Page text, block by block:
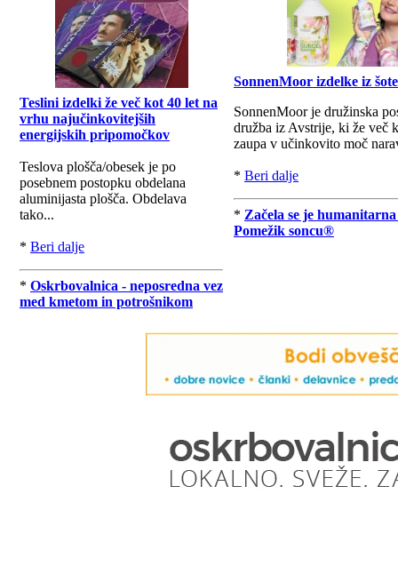
Teslini izdelki že več kot 40 let na
vrhu najučinkovitejših
energijskih pripomočkov
Teslova plošča/obesek je po
posebnem postopku obdelana
aluminijasta plošča. Obdelava
tako...
* Beri dalje
* Oskrbovalnica - neposredna vez
med kmetom in potrošnikom
SonnenMoor izdelke iz šote
SonnenMoor je družinska
družba iz Avstrije, ki že več
zaupa v učinkovito moč
* Beri dalje
* Začela se je
Pomežik soncu®